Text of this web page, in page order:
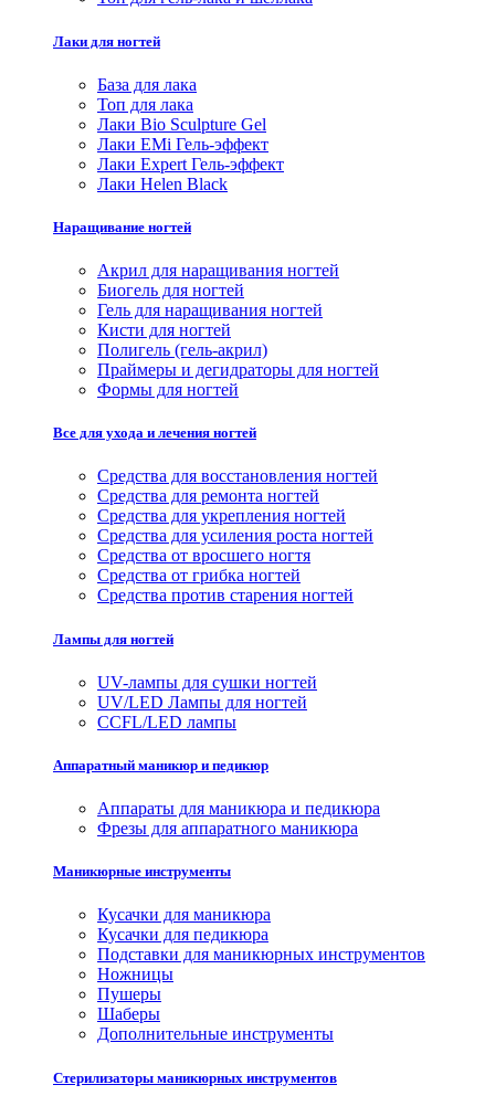
Лаки для ногтей
База для лака
Топ для лака
Лаки Bio Sculpture Gel
Лаки EMi Гель-эффект
Лаки Expert Гель-эффект
Лаки Helen Black
Наращивание ногтей
Акрил для наращивания ногтей
Биогель для ногтей
Гель для наращивания ногтей
Кисти для ногтей
Полигель (гель-акрил)
Праймеры и дегидраторы для ногтей
Формы для ногтей
Все для ухода и лечения ногтей
Средства для восстановления ногтей
Средства для ремонта ногтей
Средства для укрепления ногтей
Средства для усиления роста ногтей
Средства от вросшего ногтя
Средства от грибка ногтей
Средства против старения ногтей
Лампы для ногтей
UV-лампы для сушки ногтей
UV/LED Лампы для ногтей
CCFL/LED лампы
Аппаратный маникюр и педикюр
Аппараты для маникюра и педикюра
Фрезы для аппаратного маникюра
Маникюрные инструменты
Кусачки для маникюра
Кусачки для педикюра
Подставки для маникюрных инструментов
Ножницы
Пушеры
Шаберы
Дополнительные инструменты
Стерилизаторы маникюрных инструментов